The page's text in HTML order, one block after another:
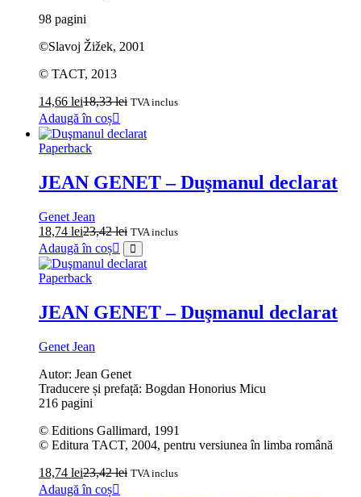
98 pagini
©Slavoj Žižek, 2001
© TACT, 2013
14,66 lei18,33lei TVA inclus
Adaugă în coș
Paperback
JEAN GENET – Duşmanul declarat
Genet Jean
18,74 lei23,42lei TVA inclus
Adaugă în coș
Paperback
JEAN GENET – Duşmanul declarat
Genet Jean
Autor: Jean Genet
Traducere și prefață: Bogdan Honorius Micu
216 pagini
© Editions Gallimard, 1991
© Editura TACT, 2004, pentru versiunea în limba română
18,74 lei23,42lei TVA inclus
Adaugă în coș